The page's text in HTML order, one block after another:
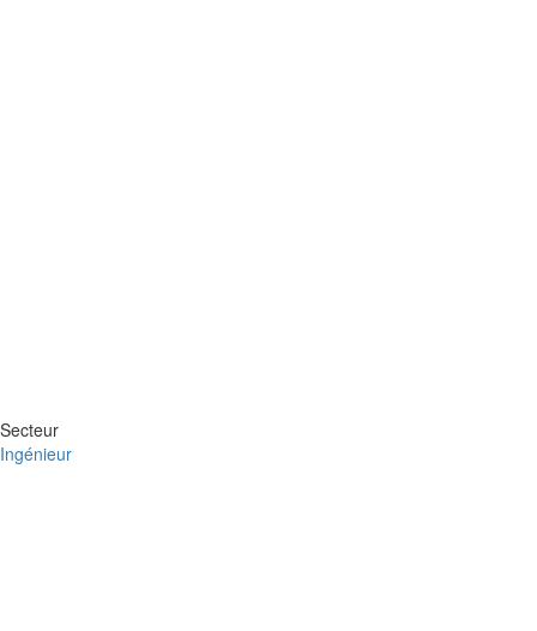
Secteur
Ingénieur